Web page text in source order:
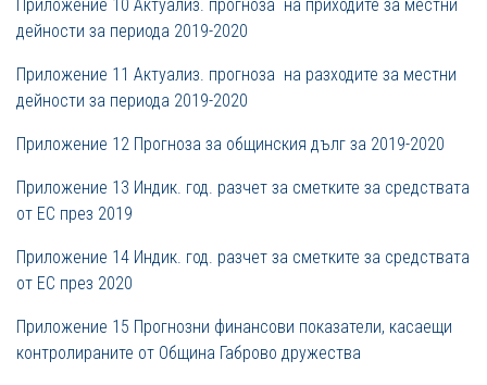
Приложение 10 Актуализ. прогноза на приходите за местни
дейности за периода 2019-2020
Приложение 11 Актуализ. прогноза на разходите за местни
дейности за периода 2019-2020
Приложение 12 Прогноза за общинския дълг за 2019-2020
Приложение 13 Индик. год. разчет за сметките за средствата
от ЕС през 201 9
Приложение 14 Индик. год. разчет за сметките за средствата
от ЕС през 2020
Приложение 15 Прогнозни финансови показатели, касаещи
контролираните от Община Габрово дружества